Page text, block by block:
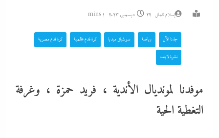
إسلام كمال 22 ديسمبر، 2023 1 mins
جاءنا الآن رياضة سوشيال ميديا كرة قدم عالمية كرة قدم مصرية
نشرة لايف
موفدنا لمونديال الأندية ، فريد حمزة ، وغرفة
التغطية الحية